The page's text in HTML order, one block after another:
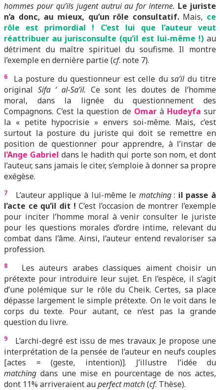
hommes pour qu’ils jugent autrui au for interne. Le juriste
n’a donc, au mieux, qu’un rôle consultatif.Mais, ce
rôle est primordial ! C’est lui que l’auteur veut
réattribuer au jurisconsulte (qu’il est lui-même !) au
détriment du maître spirituel du soufisme. Il montre
l’exemple en dernière partie (cf. note 7).
6 La posture du questionneur est celle dusa’ildu titre
original Sifa ‘ al-Sa’il. Ce sont les doutes de l’homme
moral, dans la lignée du questionnement des
Compagnons. C’est la question de Omarà Hudeyfa sur
la « petite hypocrisie » envers soi-même. Mais, c’est
surtout la posture du juriste qui doit se remettre en
position de questionner pour apprendre, à l’instar de
l’Ange Gabriel dans le hadith qui porte son nom, et dont
l’auteur, sans jamais le citer, s’emploie à donner sa propre
exégèse.
7 L’auteur applique à lui-même le matching: il passe à
l’acte ce qu’il dit ! C’est l’occasion de montrer l’exemple
pour inciter l’homme moral à venir consulter le juriste
pour les questions morales d’ordre intime, relevant du
combat dans l’âme. Ainsi, l’auteur entend revaloriser sa
profession.
8
Les auteurs arabes classiques aiment choisir un
prétexte pour introduire leur sujet. En l’espèce, il s’agit
d’une polémique sur le rôle du Cheik. Certes, sa place
dépasse largement le simple prétexte. On le voit dans le
corps du texte. Pour autant, ce n’est pas la grande
question du livre.
9
L’archi-degré est issu de mes travaux. Je propose une
interprétation de la pensée de l’auteur en neufs couples
[actes = (geste, intention)]. J’illustre l’idée du
matching dans une mise en pourcentage de nos actes,
dont 11% arriveraient auperfect match(cf. Thèse).